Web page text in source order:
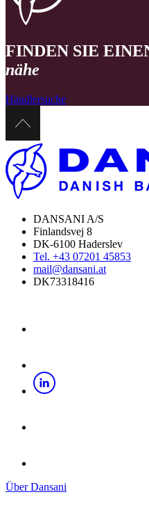
FINDEN SIE
nähe
Händlersuche
DANSANI A/S
Finlandsvej 8
DK-6100 Haderslev
Tel. +43 07201 45853
mail@dansani.at
DK73318416
Über Dansani